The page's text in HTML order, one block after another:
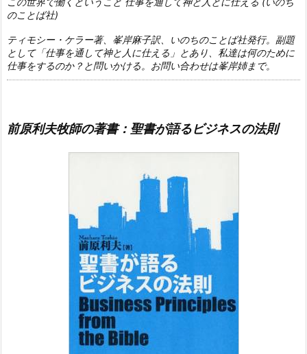
のことば社)
ティモシー・ケラー著、峯岸麻子訳、いのちのことば社発行。副題
として「仕事を通して神と人に仕える」とあり、私達は何のために
仕事をするのか？と問いかける。お問い合わせは峯岸姉まで。
前原利夫牧師の著書：聖書が語るビジネスの法則